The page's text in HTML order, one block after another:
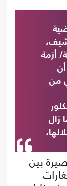
أزمة
من
زال
بين